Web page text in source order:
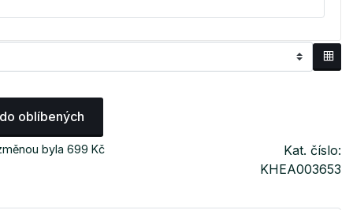
oblíbených
byla 699 Kč
Kat. číslo:
KHEA003653